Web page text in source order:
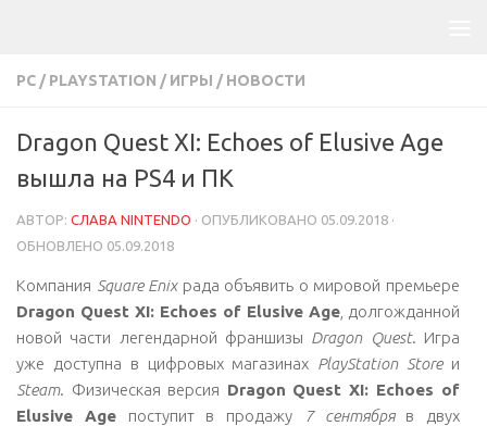
PC / PLAYSTATION / ИГРЫ / НОВОСТИ
Dragon Quest XI: Echoes of Elusive Age
вышла на PS4 и ПК
АВТОР: СЛАВА NINTENDO · ОПУБЛИКОВАНО 05.09.2018 ·
ОБНОВЛЕНО 05.09.2018
Компания Square Enixрада объявить о мировой премьере
Dragon Quest XI: Echoes of Elusive Age , долгожданной
новой части легендарной франшизы Dragon Quest. Игра
уже доступна в цифровых магазинах PlayStation Storeи
Steam. Физическая версия Dragon Quest XI: Echoes of
Elusive
Ageпоступит в продажу 7 сентябряв двух